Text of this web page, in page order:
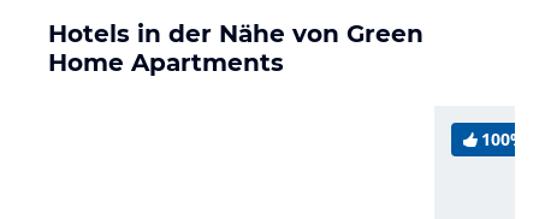
Hotels in der Nähe von Green
Home Apartments
100%